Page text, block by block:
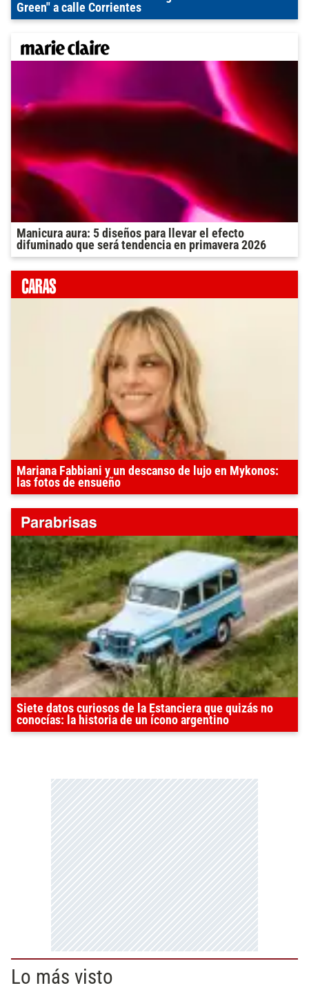
Green" a calle Corrientes
Manicura aura: 5 diseños para llevar el efecto
difuminado que será tendencia en primavera 2026
Mariana Fabbiani y un descanso de lujo en Mykonos:
las fotos de ensueño
Siete datos curiosos de la Estanciera que quizás no
conocías: la historia de un ícono argentino
Lo más visto